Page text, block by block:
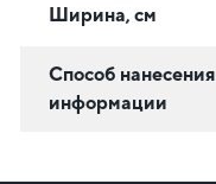
Ширина, см
Способ нанесения
информации